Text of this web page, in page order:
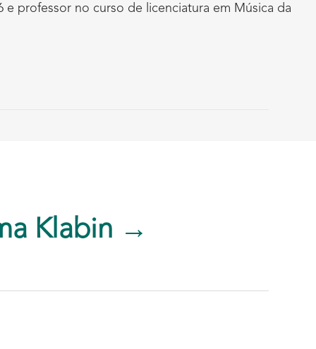
professor no curso de licenciatura em Música da
Klabin →